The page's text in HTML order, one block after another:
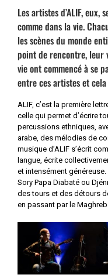
Les artistes d’ALIF,
comme dans la vie.
les scènes du monde
point de rencontre, leur
vie ont commencé à se
entre ces artistes et cela
ALIF, c’est la première
celle qui permet d’écrire
percussions ethniques,
arabe, des mélodies de
musique d’ALIF s’écrit
langue, écrite
et intensément
Sory Papa Diabaté ou
des tours et des détours
en passant par le Maghreb…